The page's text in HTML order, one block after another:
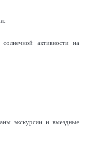
активности на
экскурсии и выездные